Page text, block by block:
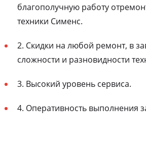
благополучную работу
техники Сименс.
2. Скидки на любой ремонт, в
сложности и разновидности
3. Высокий уровень сервиса.
4. Оперативность выполнения